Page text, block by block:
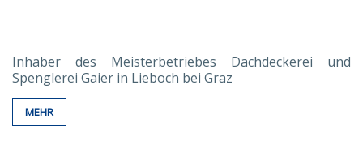
Inhaber des Meisterbetriebes Dachdeckerei und
Spenglerei Gaier in Lieboch bei Graz
MEHR